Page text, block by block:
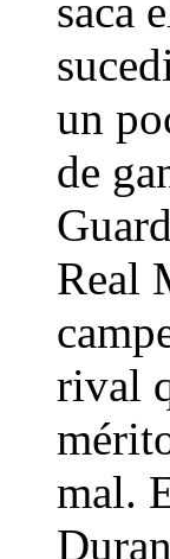
saca
un
de
Real
rival
mal.